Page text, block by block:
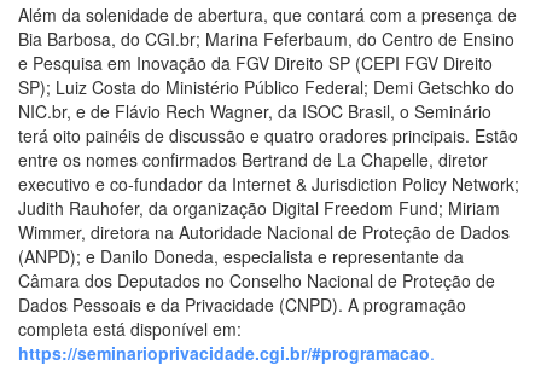
Além da solenidade de abertura, que contará com a presença de
Bia Barbosa, do CGI.br; Marina Feferbaum, do Centro de Ensino
e Pesquisa em Inovação da FGV Direito SP (CEPI FGV Direito
SP); Luiz Costa do Ministério Público Federal; Demi Getschko do
NIC.br, e de Flávio Rech Wagner, da ISOC Brasil, o Seminário
terá oito painéis de discussão e quatro oradores principais. Estão
entre os nomes confirmados Bertrand de La Chapelle, diretor
executivo e co-fundador da Internet & Jurisdiction Policy Network;
Judith Rauhofer, da organização Digital Freedom Fund; Miriam
Wimmer, diretora na Autoridade Nacional de Proteção de Dados
(ANPD); e Danilo Doneda, especialista e representante da
Câmara dos Deputados no Conselho Nacional de Proteção de
Dados Pessoais e da Privacidade (CNPD). A programação
completa está disponível em:
https://seminarioprivacidade.cgi.br/#programacao.